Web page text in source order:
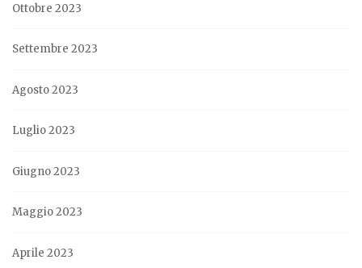
Ottobre 2023
Settembre 2023
Agosto 2023
Luglio 2023
Giugno 2023
Maggio 2023
Aprile 2023